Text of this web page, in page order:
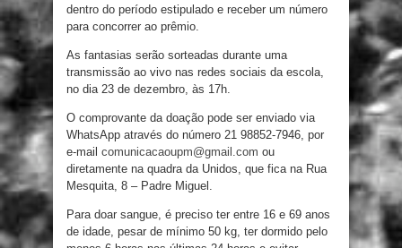
dentro do período estipulado e receber um número
para concorrer ao prêmio.
As fantasias serão sorteadas durante uma
transmissão ao vivo nas redes sociais da escola,
no dia 23 de dezembro, às 17h.
O comprovante da doação pode ser enviado via
WhatsApp através do número 21 98852-7946, por
e-mail comunicacaoupm@gmail.com ou
diretamente na quadra da Unidos, que fica na Rua
Mesquita, 8 – Padre Miguel.
Para doar sangue, é preciso ter entre 16 e 69 anos
de idade, pesar de mínimo 50 kg, ter dormido pelo